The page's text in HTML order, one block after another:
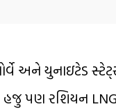
અને યુનાઇટેડ
હજુ પણ રશિયન